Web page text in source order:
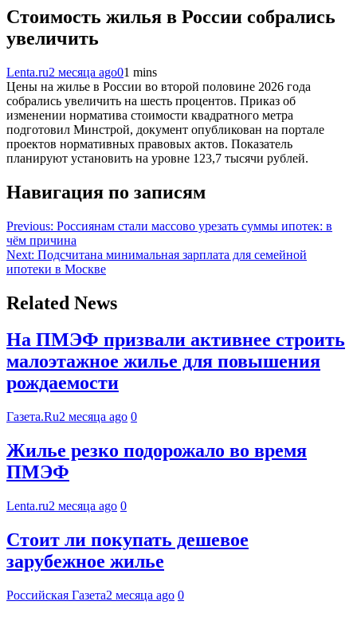
Стоимость жилья в России собрались
увеличить
Lenta.ru2 месяца ago01 mins
Цены на жилье в России во второй половине 2026 года
собрались увеличить на шесть процентов. Приказ об
изменении норматива стоимости квадратного метра
подготовил Минстрой, документ опубликован на портале
проектов нормативных правовых актов. Показатель
планируют установить на уровне 123,7 тысячи рублей.
Навигация по записям
Previous: Россиянам стали массово урезать суммы ипотек: в
чём причина
Next: Подсчитана минимальная зарплата для семейной
ипотеки в Москве
Related News
На ПМЭФ призвали активнее строить
малоэтажное жилье для повышения
рождаемости
Газета.Ru2 месяца ago 0
Жилье резко подорожало во время
ПМЭФ
Lenta.ru2 месяца ago 0
Стоит ли покупать дешевое
зарубежное жилье
Российская Газета2 месяца ago 0